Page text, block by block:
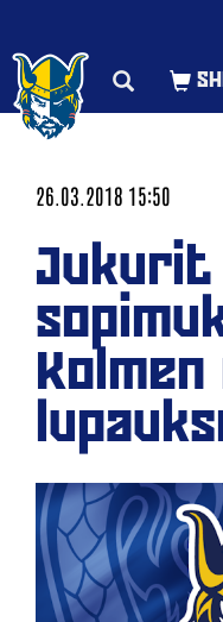
26.03.2018 15:50
Jukurit